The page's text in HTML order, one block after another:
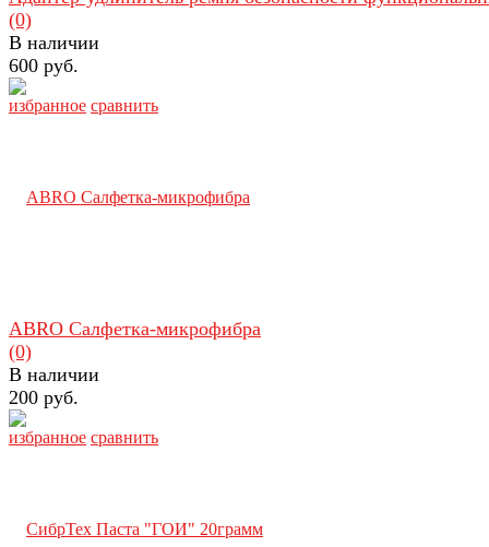
избранное сравнить
(0)
В наличии
600 руб.
избранное сравнить
ABRO Салфетка-микрофибра
(0)
В наличии
200 руб.